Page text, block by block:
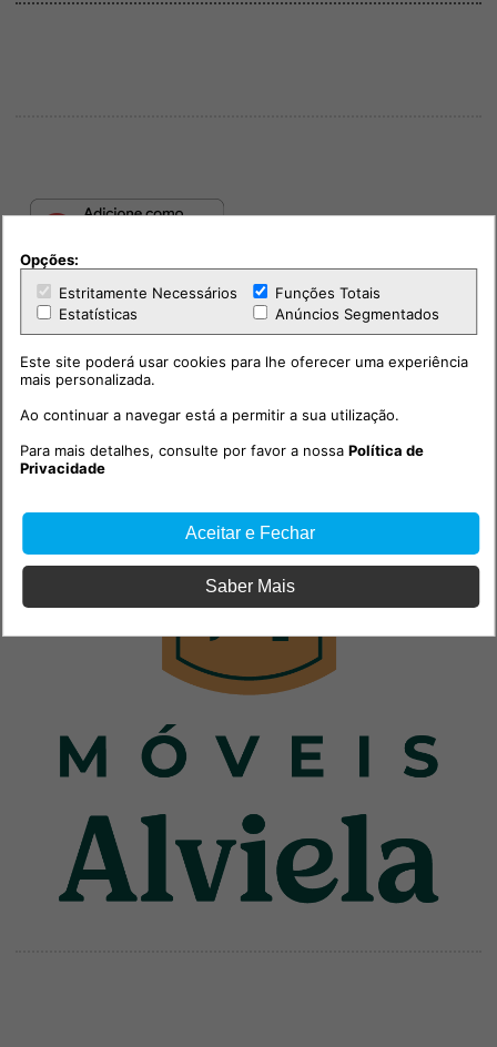
PUB
Opções:
Estritamente Necessários
Funções Totais
Estatísticas
Anúncios Segmentados
Este site poderá usar cookies para lhe oferecer uma experiência
mais personalizada.
Ao continuar a navegar está a permitir a sua utilização.
Para mais detalhes, consulte por favor a nossaPolítica de
Privacidade
Aceitar e Fechar
Saber Mais